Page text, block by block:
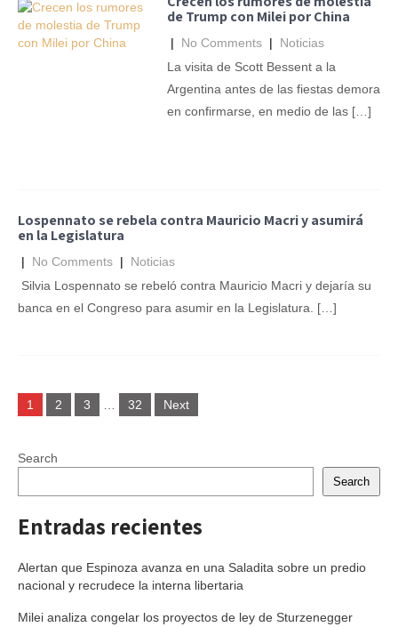
de Trump con Milei por China
| No Comments | Noticias
La visita de Scott Bessent a la
Argentina antes de las fiestas demora
en confirmarse, en medio de las […]
Lospennato se rebela contra Mauricio Macri y asumirá
en la Legislatura
| No Comments | Noticias
Silvia Lospennato se rebeló contra Mauricio Macri y dejaría su
banca en el Congreso para asumir en la Legislatura. […]
Posts
navigation
1 2 3 32 Next
Search
Search
Entradas recientes
Alertan que Espinoza avanza en una Saladita sobre un predio
nacional y recrudece la interna libertaria
Milei analiza congelar los proyectos de ley de Sturzenegger